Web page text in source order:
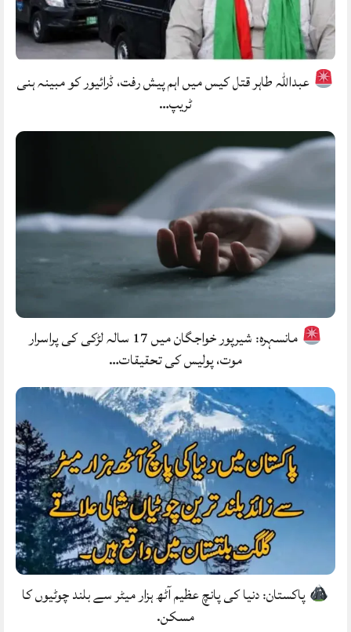
عبداللہ طاہر قتل کیس میں اہم پیش رفت، ڈرائیور کو مبینہ ہنی
ٹریپ…
مانسہرہ: شیرپور خواجگان میں 17 سالہ لڑکی کی پراسرار
موت، پولیس کی تحقیقات…
پاکستان: دنیا کی پانچ عظیم آٹھ ہزار میٹر سے بلند چوٹیوں کا
مسکن.